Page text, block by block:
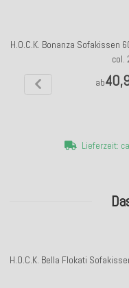
H.O.C.K. Bonanza Sofakissen
col.
ab
Lieferzeit:
H.O.C.K. Bella Flokati